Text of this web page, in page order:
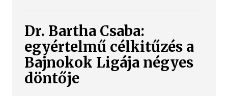
Dr. Bartha Csaba:
egyértelmű célkitűzés a
Bajnokok Ligája négyes
döntője